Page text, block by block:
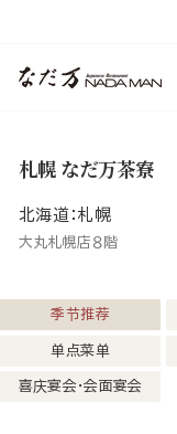
札幌 なだ万茶寮
北海道：札幌
大丸札幌店８階
季节推荐
单点菜单
喜庆宴会・会面宴会